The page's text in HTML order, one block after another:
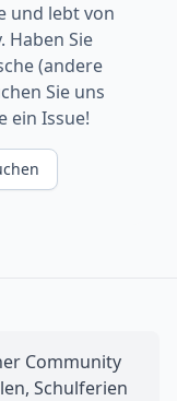
und lebt von
Sie
(andere
Sie uns
ein Issue!
Community
Schulferien